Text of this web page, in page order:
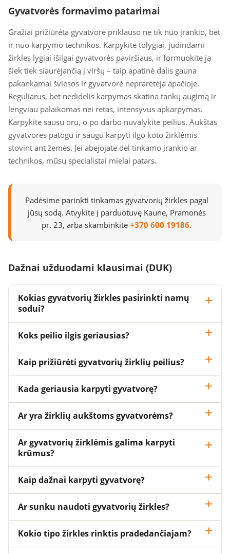
Gyvatvorės formavimo patarimai
Gražiai prižiūrėta gyvatvorė priklauso ne tik nuo įrankio, bet
ir nuo karpymo technikos. Karpykite tolygiai, judindami
žirkles lygiai išilgai gyvatvorės paviršiaus, ir formuokite ją
šiek tiek siaurėjančią į viršų – taip apatinė dalis gauna
pakankamai šviesos ir gyvatvorė nepraretėja apačioje.
Reguliarus, bet nedidelis karpymas skatina tankų augimą ir
lengviau palaikomas nei retas, intensyvus apkarpymas.
Karpykite sausu oru, o po darbo nuvalykite peilius. Aukštas
gyvatvores patogu ir saugu karpyti ilgo koto žirklėmis
stovint ant žemės. Jei abejojate dėl tinkamo įrankio ar
technikos, mūsų specialistai mielai patars.
Padėsime parinkti tinkamas gyvatvorių žirkles pagal
jūsų sodą. Atvykite į parduotuvę Kaune, Pramonės
pr. 23, arba skambinkite +370 600 19186.
Dažnai užduodami klausimai (DUK)
Kokias gyvatvorių žirkles pasirinkti namų
sodui?
Koks peilio ilgis geriausias?
Kaip prižiūrėti gyvatvorių žirklių peilius?
Kada geriausia karpyti gyvatvorę?
Ar yra žirklių aukštoms gyvatvorėms?
Ar gyvatvorių žirklėmis galima karpyti
krūmus?
Kaip dažnai karpyti gyvatvorę?
Ar sunku naudoti gyvatvorių žirkles?
Kokio tipo žirkles rinktis pradedančiajam?